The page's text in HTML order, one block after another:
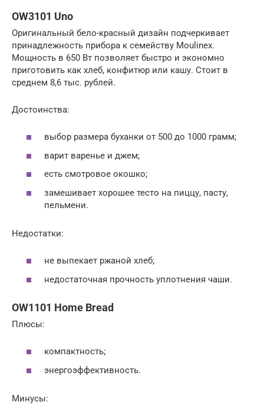
OW3101 Uno
Оригинальный бело-красный дизайн подчеркивает
принадлежность прибора к семейству Moulinex.
Мощность в 650 Вт позволяет быстро и экономно
приготовить как хлеб, конфитюр или кашу. Стоит в
среднем 8,6 тыс. рублей.
Достоинства:
выбор размера буханки от 500 до 1000 грамм;
варит варенье и джем;
есть смотровое окошко;
замешивает хорошее тесто на пиццу, пасту,
пельмени.
Недостатки:
не выпекает ржаной хлеб;
недостаточная прочность уплотнения чаши.
OW1101 Home Bread
Плюсы:
компактность;
энергоэффективность.
Минусы: